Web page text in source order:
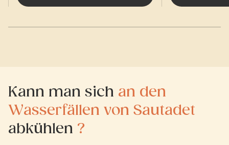
Kann man sich an den
Wasserfällen von Sautadet
abkühlen ?